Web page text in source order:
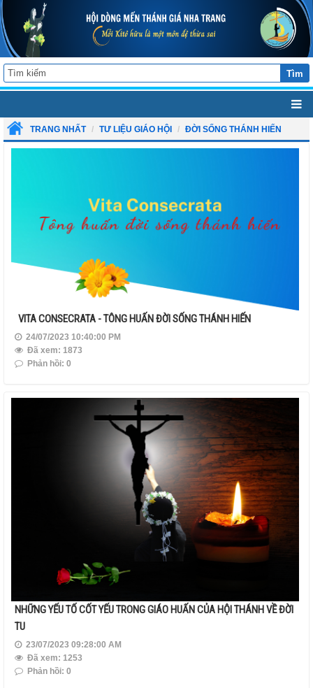
Tìm
TRANG NHẤT TƯ LIỆU GIÁO HỘI ĐỜI SỐNG THÁNH HIẾN
VITA CONSECRATA - TÔNG HUẤN ĐỜI SỐNG THÁNH HIẾN
24/07/2023 10:40:00 PM
Đã xem: 1873
Phản hồi: 0
NHỮNG YẾU TỐ CỐT YẾU TRONG GIÁO HUẤN CỦA HỘI THÁNH VỀ ĐỜI
TU
23/07/2023 09:28:00 AM
Đã xem: 1253
Phản hồi: 0